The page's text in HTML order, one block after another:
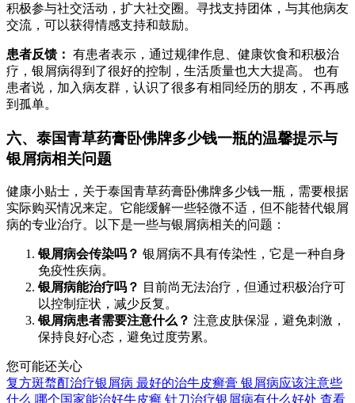
积极参与社交活动，扩大社交圈。寻找支持团体，与其他病友
交流，可以获得情感支持和鼓励。
患者反馈： 有患者表示，通过规律作息、健康饮食和积极治
疗，银屑病得到了很好的控制，生活质量也大大提高。 也有
患者说，加入病友群，认识了很多有相同经历的朋友，不再感
到孤单。
六、泰国青草药膏卧佛牌多少钱一瓶的温馨提示与
银屑病相关问题
健康小贴士，关于泰国青草药膏卧佛牌多少钱一瓶，需要根据
实际购买情况来定。它能缓解一些轻微不适，但不能替代银屑
病的专业治疗。以下是一些与银屑病相关的问题：
银屑病会传染吗？ 银屑病不具有传染性，它是一种自身
免疫性疾病。
银屑病能治疗吗？ 目前尚无法治疗，但通过积极治疗可
以控制症状，减少反复。
银屑病患者需要注意什么？ 注意皮肤保湿，避免刺激，
保持良好心态，避免过度劳累。
您可能还关心
复方斑蝥酊治疗银屑病 最好的治牛皮癣膏 银屑病应该注意些
什么 哪个国家能治好牛皮癣 针刀治疗银屑病有什么好处 查看